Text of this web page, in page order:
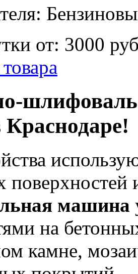
от: 3000
Краснодаре!
машина
на
камне,